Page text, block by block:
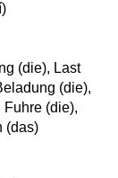
(die), Last
(die),
Fuhre (die),
(das)